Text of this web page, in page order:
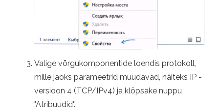
Valige võrgukomponentide loendis protokoll,
mille jaoks parameetrid muudavad, näiteks IP -
versioon 4 (TCP/IPv4) ja klõpsake nuppu
"Atribuudid".